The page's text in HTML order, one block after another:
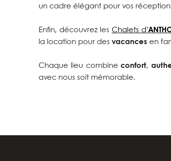
un cadre élégant pour vos
Enfin, découvrez lesChalets d’
la location pour des vacances en
Chaque lieu combineconfort,
avec nous soit mémorable.